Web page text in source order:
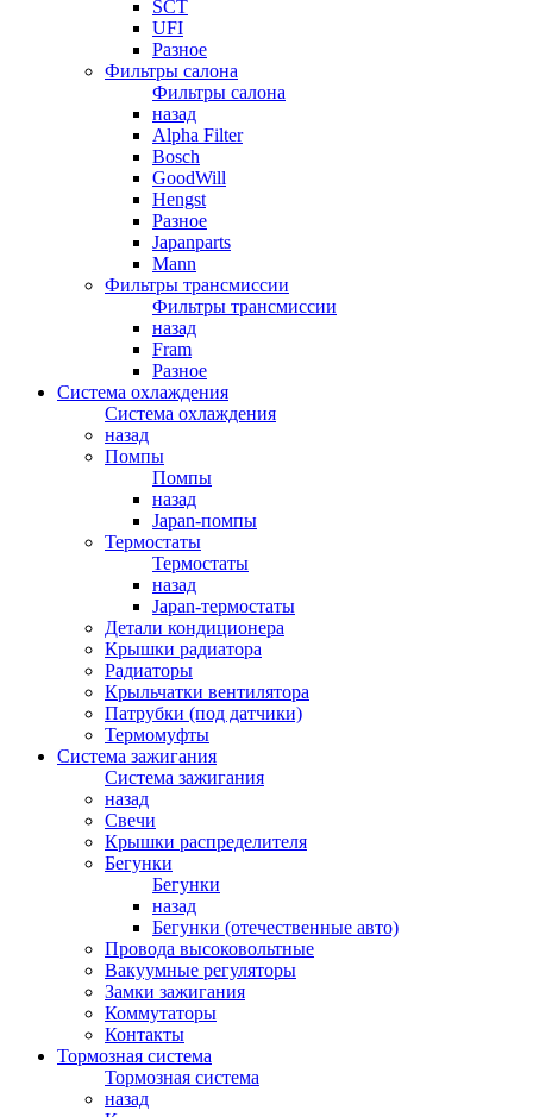
SCT
UFI
Разное
Фильтры салона
Фильтры салона
назад
Alpha Filter
Bosch
GoodWill
Hengst
Разное
Japanparts
Mann
Фильтры трансмиссии
Фильтры трансмиссии
назад
Fram
Разное
Система охлаждения
Система охлаждения
назад
Помпы
Помпы
назад
Japan-помпы
Термостаты
Термостаты
назад
Japan-термостаты
Детали кондиционера
Крышки радиатора
Радиаторы
Крыльчатки вентилятора
Патрубки (под датчики)
Термомуфты
Система зажигания
Система зажигания
назад
Свечи
Крышки распределителя
Бегунки
Бегунки
назад
Бегунки (отечественные авто)
Провода высоковольтные
Вакуумные регуляторы
Замки зажигания
Коммутаторы
Контакты
Тормозная система
Тормозная система
назад